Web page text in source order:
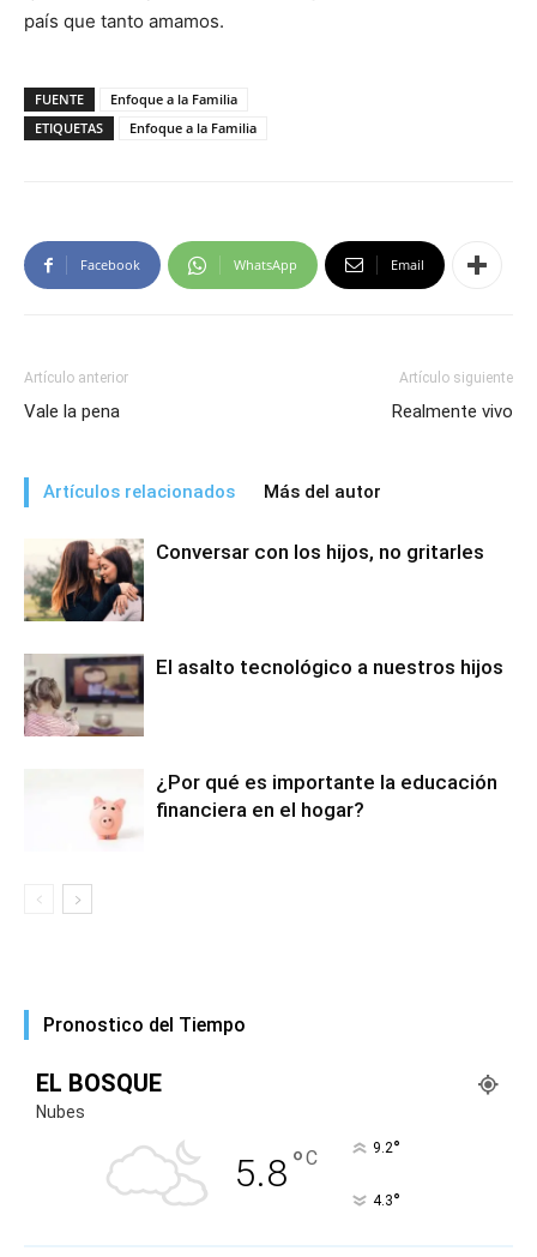
país que tanto amamos.
FUENTE
Enfoque a la Familia
ETIQUETAS
Enfoque a la Familia
Facebook WhatsApp Email
Artículo anterior
Vale la pena
Artículo siguiente
Realmente vivo
Artículos relacionados Más del autor
Conversar con los hijos, no gritarles
El asalto tecnológico a nuestros hijos
¿Por qué es importante la educación
financiera en el hogar?
Pronostico del Tiempo
EL BOSQUE
Nubes
5.8°C 9.2°
4.3°